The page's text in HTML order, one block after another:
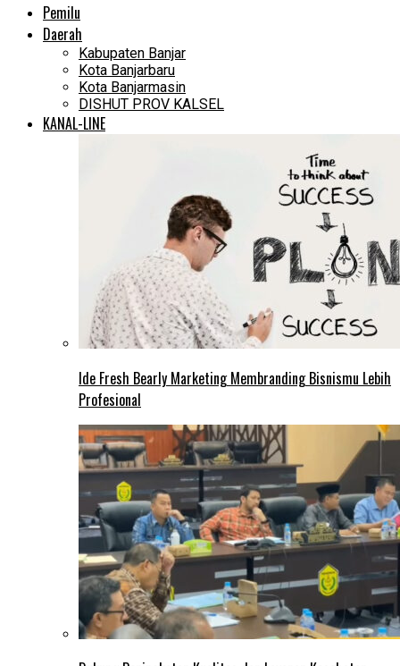
Pemilu
Daerah
Kabupaten Banjar
Kota Banjarbaru
Kota Banjarmasin
DISHUT PROV KALSEL
KANAL-LINE
Ide Fresh Bearly Marketing Membranding Bisnismu Lebih
Profesional